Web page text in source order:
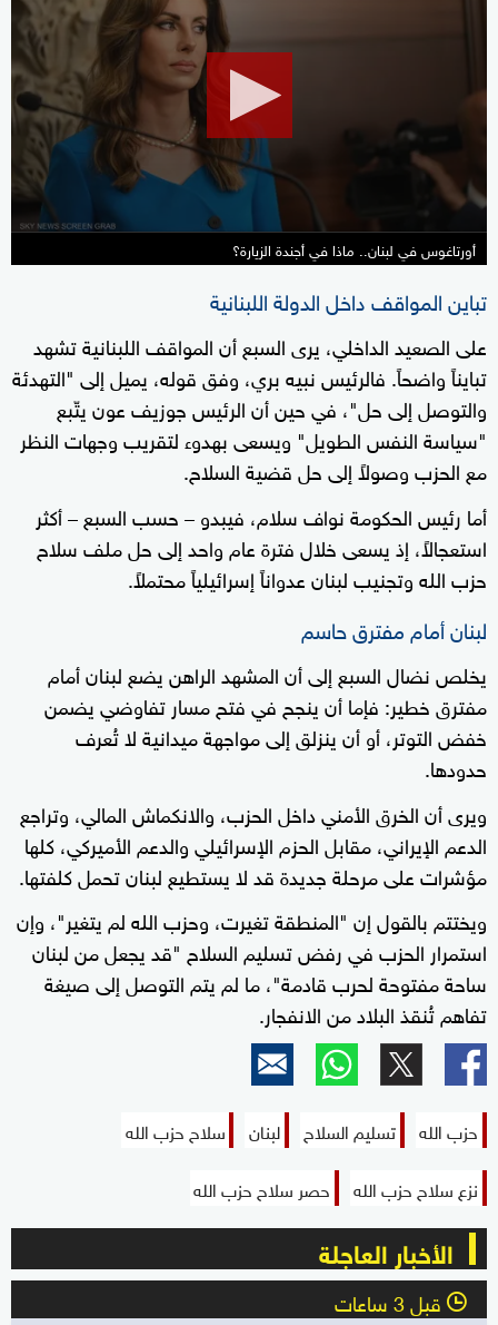
seconds
of
26
minutes,
24
seconds
أورتاغوس في لبنان.. ماذا في أجندة الزيارة؟
تباين المواقف داخل الدولة اللبنانية
على الصعيد الداخلي، يرى السبع أن المواقف اللبنانية تشهد
تبايناً واضحاً. فالرئيس نبيه بري، وفق قوله، يميل إلى "التهدئة
والتوصل إلى حل"، في حين أن الرئيس جوزيف عون يتّبع
"سياسة النفس الطويل" ويسعى بهدوء لتقريب وجهات النظر
مع الحزب وصولاً إلى حل قضية السلاح.
أما رئيس الحكومة نواف سلام، فيبدو – حسب السبع – أكثر
استعجالاً، إذ يسعى خلال فترة عام واحد إلى حل ملف سلاح
حزب الله وتجنيب لبنان عدواناً إسرائيلياً محتملاً.
لبنان أمام مفترق حاسم
يخلص نضال السبع إلى أن المشهد الراهن يضع لبنان أمام
مفترق خطير: فإما أن ينجح في فتح مسار تفاوضي يضمن
خفض التوتر، أو أن ينزلق إلى مواجهة ميدانية لا تُعرف
حدودها.
ويرى أن الخرق الأمني داخل الحزب، والانكماش المالي، وتراجع
الدعم الإيراني، مقابل الحزم الإسرائيلي والدعم الأميركي، كلها
مؤشرات على مرحلة جديدة قد لا يستطيع لبنان تحمل كلفتها.
ويختتم بالقول إن "المنطقة تغيرت، وحزب الله لم يتغير"، وإن
استمرار الحزب في رفض تسليم السلاح "قد يجعل من لبنان
ساحة مفتوحة لحرب قادمة"، ما لم يتم التوصل إلى صيغة
تفاهم تُنقذ البلاد من الانفجار.
حزب الله تسليم السلاح لبنان
سلاح حزب الله
نزع سلاح حزب الله
حصر سلاح حزب الله
الأخبار العاجلة
l قبل 3 ساعات